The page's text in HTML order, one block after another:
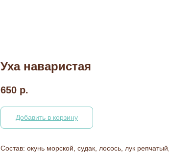
Уха наваристая
650 р.
Добавить в корзину
Состав: окунь морской, судак, лосось, лук